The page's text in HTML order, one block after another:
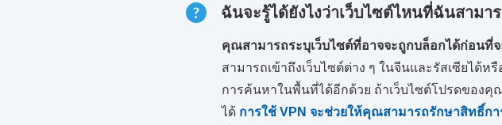
ฉันจะรู้ได้ยังไงว่าเว็บไซต์ไหนที่ฉันสามา
คุณสามารถระบุเว็บไซต์ที่อาจจะถูกบล็อกได้ก่อนที่
สามารถเข้าถึงเว็บไซต์ต่าง ๆ ในจีนและรัสเซียได้
การค้นหาในพื้นที่ได้อีกด้วย ถ้าเว็บไซต์โปรดของคุ
ได้ การใช้ VPN จะช่วยให้คุณสามารถรักษาสิทธิ์กา